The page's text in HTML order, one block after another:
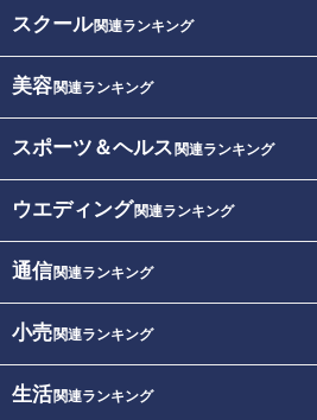
スクール関連ランキング
美容関連ランキング
スポーツ＆ヘルス 関連ランキング
ウエディング関連ランキング
通信関連ランキング
小売関連ランキング
生活関連ランキング